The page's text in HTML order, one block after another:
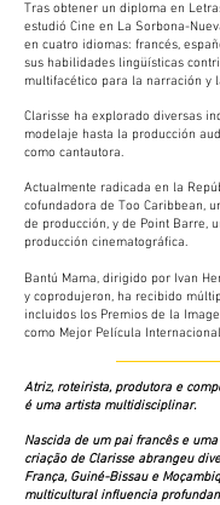
Tras obtener un diploma en
estudió Cine en La Sorbona-
en cuatro idiomas: francés,
sus habilidades lingüísticas
multifacético para la narración y
Clarisse ha explorado diversas
modelaje hasta la producción
como cantautora.
Actualmente radicada en la
cofundadora de Too Caribbean,
de producción, y de Point Barre,
producción cinematográfica.
Bantú Mama, dirigido por Ivan
y coprodujeron, ha recibido
incluidos los Premios de la
como Mejor Película
Atriz, roteirista, produtora e
é uma artista multidisciplinar.
Nascida de um pai francês e
criação de Clarisse abrangeu
França, Guiné-Bissau e
multicultural influencia